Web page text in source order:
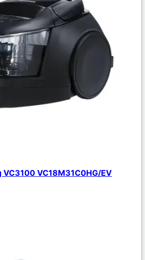
VC18M31C0HG/EV